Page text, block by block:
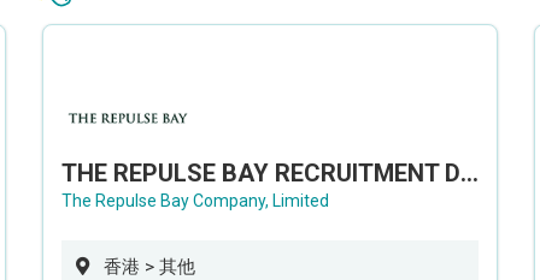
THE REPULSE BAY RECRUITMENT DAY 淺水灣影灣園人才招聘會
The Repulse Bay Company, Limited
香港 > 其他